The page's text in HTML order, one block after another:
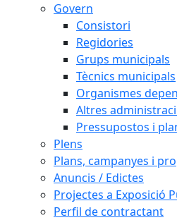
Govern
Consistori
Regidories
Grups municipals
Tècnics municipals
Organismes
Altres
Pressupostos i
Plens
Plans, campanyes i
Anuncis / Edictes
Projectes a Exposició
Perfil de contractant